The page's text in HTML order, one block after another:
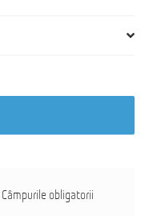
Câmpurile obligatorii